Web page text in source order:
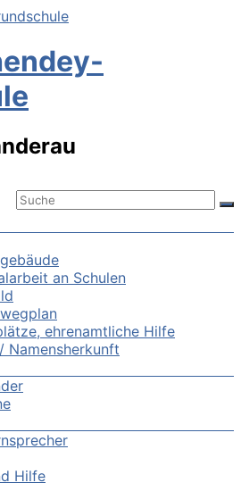
an Schulen
ehrenamtliche Hilfe
Namensherkunft
Hilfe